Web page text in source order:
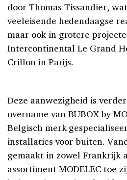
door Thomas Tissandier,
veeleisende hedendaagse
maar ook in grotere
Intercontinental Le Grand
Crillon in Parijs.
Deze aanwezigheid is
overname van BUBOX by
Belgisch merk
installaties voor buiten.
gemaakt in zowel Frankrijk
assortiment MODELEC toe